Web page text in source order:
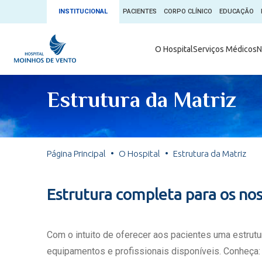
INSTITUCIONAL PACIENTES CORPO CLÍNICO EDUCAÇÃO
O HospitalServiços Médicos
Serviços Médicos
Núcleos e Especialidades
Exames
Fale com o Moinhos
Seu Médico
Ambulatório
Comitê de
Conheça o
Blog Saúde
Doação de
Escritório
Escritório
Estrutura da Matriz
Página Principal O Hospital Estrutura da Matriz
Estrutura completa para os
Com o intuito de oferecer aos pacientes uma
equipamentos e profissionais disponíveis. Conheça: